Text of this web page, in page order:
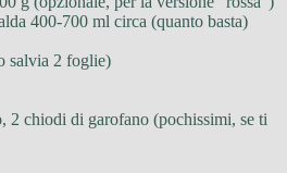
400-700 ml circa (quanto basta)
salvia 2 foglie)
2 chiodi di garofano (pochissimi, se ti